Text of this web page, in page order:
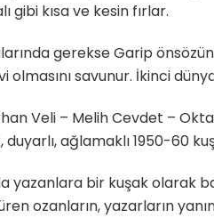
gibi kısa ve kesin fırlar.
gerekse Garip
olmasını savunur. İkinci
Veli – Melih Cevdet –
duyarlı, ağlamaklı 1950-60
yazanlara bir kuşak olarak
ozanların, yazarların